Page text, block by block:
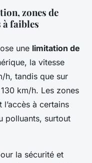
zones de
à faibles
une limitation de
la vitesse
h, tandis que sur
km/h. Les zones
à certains
polluants, surtout
la sécurité et